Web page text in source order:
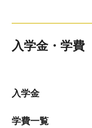
入学金・学費
入学金
学費一覧